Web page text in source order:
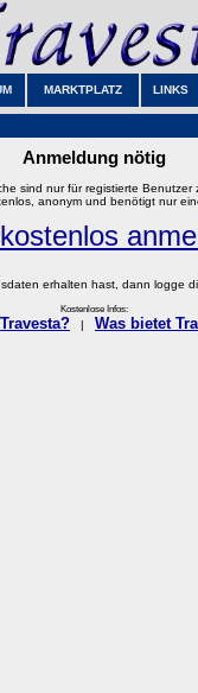
MARKTPLATZ LINKS
Anmeldung nötig
sind nur für registierte Benutzer
anonym und benötigt nur
erhalten hast, dann logge
Kostenlose Infos:
Was bietet